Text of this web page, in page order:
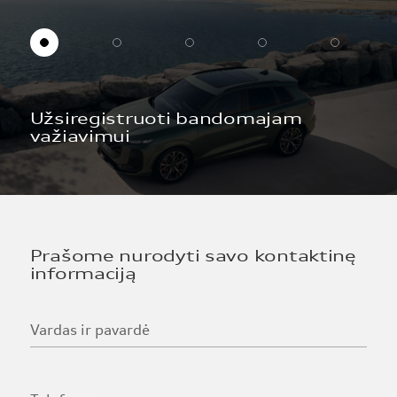
Užsiregistruoti bandomajam
važiavimui
Prašome nurodyti savo kontaktinę
informaciją
Vardas ir pavardė